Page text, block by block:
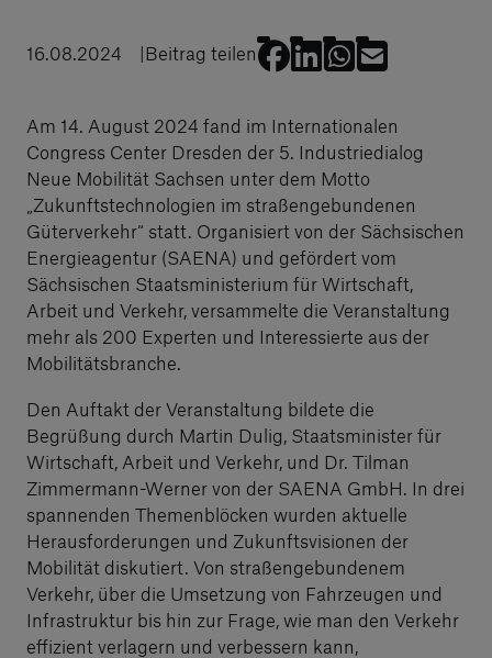
16.08.2024 Beitrag teilen
Am 14. August 2024 fand im Internationalen
Congress Center Dresden der 5. Industriedialog
Neue Mobilität Sachsen unter dem Motto
„Zukunftstechnologien im straßengebundenen
Güterverkehr“ statt. Organisiert von der Sächsischen
Energieagentur (SAENA) und gefördert vom
Sächsischen Staatsministerium für Wirtschaft,
Arbeit und Verkehr, versammelte die Veranstaltung
mehr als 200 Experten und Interessierte aus der
Mobilitätsbranche.
Den Auftakt der Veranstaltung bildete die
Begrüßung durch Martin Dulig, Staatsminister für
Wirtschaft, Arbeit und Verkehr, und Dr. Tilman
Zimmermann-Werner von der SAENA GmbH. In drei
spannenden Themenblöcken wurden aktuelle
Herausforderungen und Zukunftsvisionen der
Mobilität diskutiert. Von straßengebundenem
Verkehr, über die Umsetzung von Fahrzeugen und
Infrastruktur bis hin zur Frage, wie man den Verkehr
effizient verlagern und verbessern kann,